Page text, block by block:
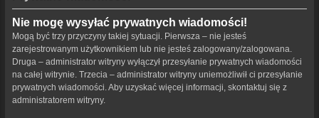
Nie mogę wysyłać prywatnych wiadomości!
Mogą być trzy przyczyny takiej sytuacji. Pierwsza – nie jesteś
zarejestrowanym użytkownikiem lub nie jesteś zalogowany/zalogowana.
Druga – administrator witryny wyłączył przesyłanie prywatnych wiadomości
na całej witrynie. Trzecia – administrator witryny uniemożliwił ci przesyłanie
prywatnych wiadomości. Aby uzyskać więcej informacji, skontaktuj się z
administratorem witryny.